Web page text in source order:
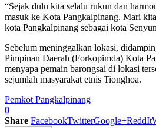
“Sejak dulu kita selalu rukun dan
masuk ke Kota Pangkalpinang. Mari
kota Pangkalpinang sebagai kota
Sebelum meninggalkan lokasi,
Pimpinan Daerah (Forkopimda) Kota
menyapa pemain barongsai di lokasi
sejumlah masyarakat etnis Tionghoa.
Pemkot Pangkalpinang
0
Share FacebookTwitterGoogle+ReddIt